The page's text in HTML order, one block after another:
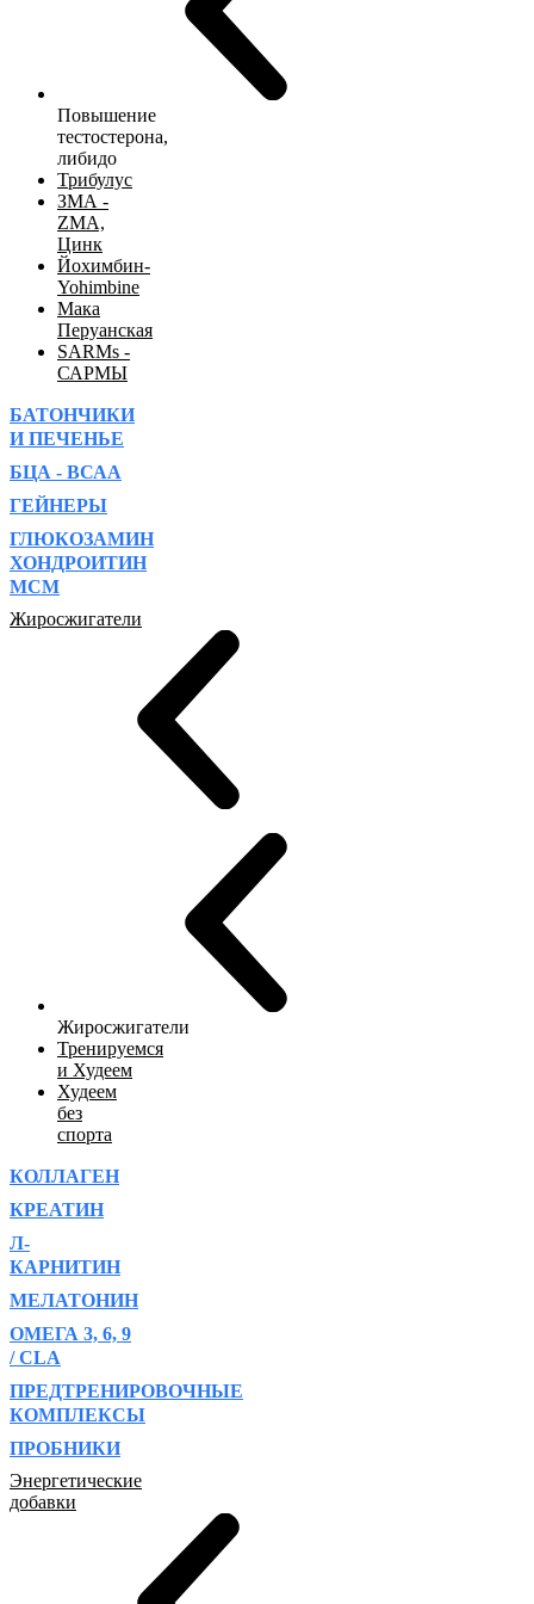
Повышение
тестостерона,
либидо
Трибулус
ЗМА -
ZMA,
Цинк
Йохимбин-
Yohimbine
Мака
Перуанская
SARMs -
САРМЫ
БАТОНЧИКИ
И ПЕЧЕНЬЕ
БЦА - ВСАА
ГЕЙНЕРЫ
ГЛЮКОЗАМИН
ХОНДРОИТИН
МСМ
Жиросжигатели
Жиросжигатели
Тренируемся
и Худеем
Худеем
без
спорта
КОЛЛАГЕН
КРЕАТИН
Л-
КАРНИТИН
МЕЛАТОНИН
ОМЕГА 3, 6, 9
/ CLA
ПРЕДТРЕНИРОВОЧНЫЕ
КОМПЛЕКСЫ
ПРОБНИКИ
Энергетические
добавки